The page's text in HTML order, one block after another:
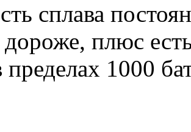
сплава
плюс
пределах 1000